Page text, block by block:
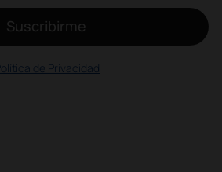
Suscribirme
de Privacidad